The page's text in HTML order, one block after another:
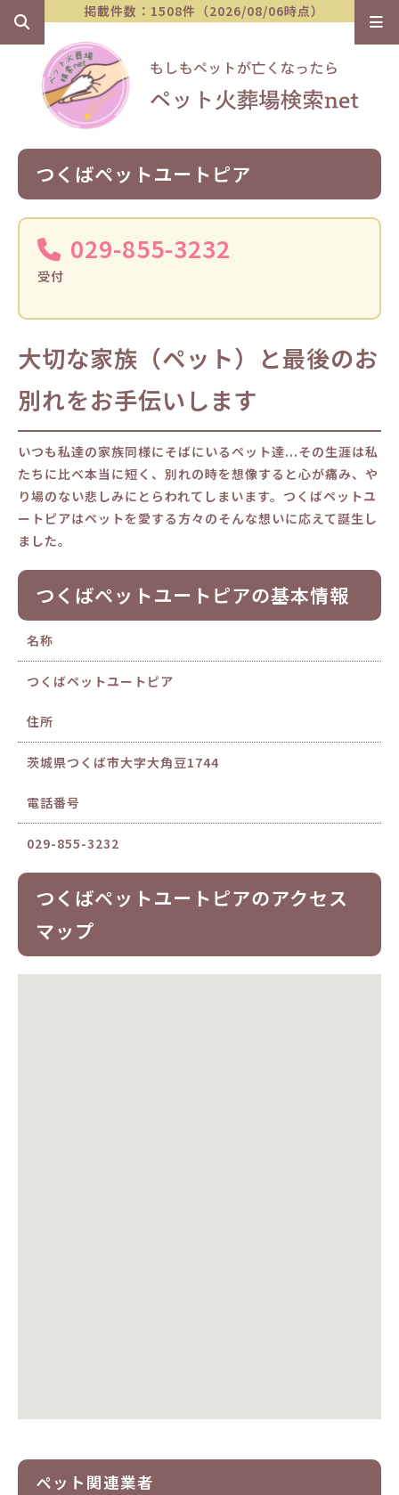
掲載件数：1508件（2026/08/06時点）
つくばペットユートピア
029-855-3232
受付
大切な家族（ペット）と最後のお
別れをお手伝いします
いつも私達の家族同様にそばにいるペット達...その生涯は私
たちに比べ本当に短く、別れの時を想像すると心が痛み、や
り場のない悲しみにとらわれてしまいます。つくばペットユ
ートピアはペットを愛する方々のそんな想いに応えて誕生し
ました。
つくばペットユートピアの基本情報
名称
つくばペットユートピア
住所
茨城県つくば市大字大角豆1744
電話番号
029-855-3232
つくばペットユートピアのアクセス
マップ
ペット関連業者